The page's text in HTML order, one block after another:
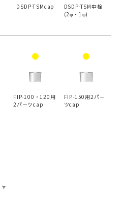
DSDP-TSMcap
DSDP-TSM中栓
(2φ・1φ)
FIP-100・120用
2パーツcap
FIP-150用2パー
ツcap